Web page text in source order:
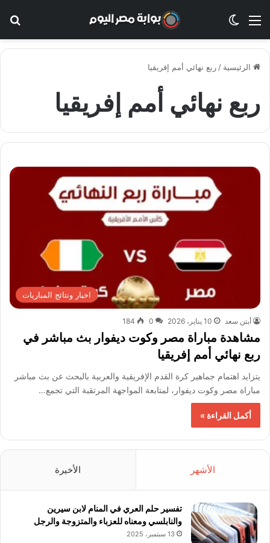
القائمة الوضع المظلم
الرئيسية / ربع نهائي أمم إفريقيا
ربع نهائي أمم إفريقيا
اخبار ونتائج المباريات
أيتن سعد 10 يناير، 2026 0
184
مشاهدة مباراة مصر وكوت ديفوار بث مباشر في
ربع نهائي أمم إفريقيا
يتزايد اهتمام جماهير كرة القدم الإفريقية والعربية بالبحث عن بث مباشر
مباراة مصر وكوت ديفوار، لمتابعة المواجهة المرتقبة التي تجمع…
أكمل القراءة »
الأشهر الأخيرة
تفسير حلم العري في المنام لابن سيرين
والنابلسي ومعناه للعزباء والمتزوجة والرجل
13 سبتمبر، 2025